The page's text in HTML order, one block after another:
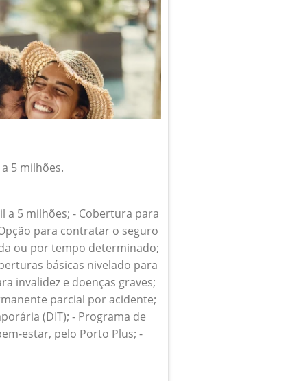
5 milhões.
a 5 milhões; - Cobertura para
para contratar o seguro
ou por tempo determinado;
básicas nivelado para
invalidez e doenças graves;
parcial por acidente;
(DIT); - Programa de
estar, pelo Porto Plus; -